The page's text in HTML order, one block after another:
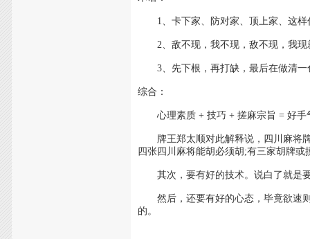
1、卡下家、防对家、顶上家、这样
2、敌不现，我不现，敌不现，我现
3、先下根，再打缺，最后在做清一
综合：
心理素质 + 技巧 + 搓麻宗旨 = 好手
牌王郑太顺对此解释说，四川麻将牌
四张四川麻将能胡必须胡;有三家胡牌
其次，要有好的技术。说白了就是
然后，还要有好的心态，毕竟欲速则
的。